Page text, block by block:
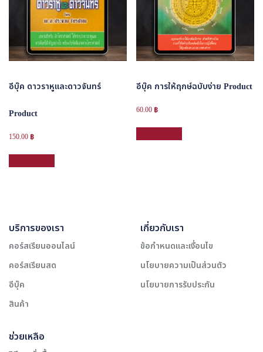
อีบุ๊ค ดาวราหูและดาวจันทร์
Product
150.00 ฿
อีบุ๊ค การให้ฤกษ์ฉบับง่าย Product
60.00 ฿
บริการของเรา
คอร์สเรียนออนไลน์
คอร์สเรียนสด
อีบุ๊ค
สินค้า
เกี่ยวกับเรา
ข้อกำหนดและเงื่อนไข
นโยบายความเป็นส่วนตัว
นโยบายการรับประกัน
ช่วยเหลือ